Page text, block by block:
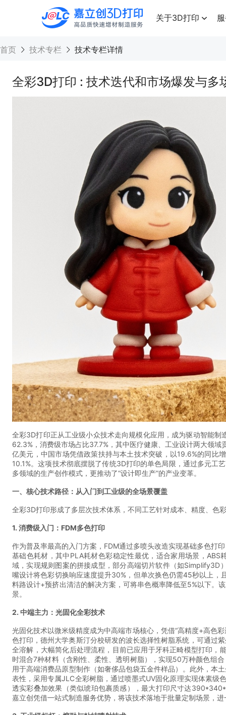
高品质快速增材制造服务
关于3D打印
首页 技术专栏 技术专栏详情
全彩3D打印 : 技术迭代和市场爆发与多
全彩3D打印正从工业级小众技术走向规模化应用，成为驱动智能
62.3%，消费级市场占比37.7%，其中医疗健康、工业设计两大领
亿美元，中国市场凭借政策扶持与本土技术突破，以19.6%的同
10.1%。这项技术彻底摆脱了传统3D打印的单色局限，通过多元
多领域的生产创作模式，更推动了“设计即生产”的产业变革。
一、核心技术路径：从入门到工业级的全场景覆盖
全彩3D打印形成了多层次技术体系，不同工艺针对成本、精度、色
1. 消费级入门：FDM多色打印
作为普及率最高的入门方案，FDM通过多喷头改造实现基础多色打
基础色耗材，其中PLA耗材色彩稳定性最优，适合家用场景，
域，实现规则图案的拼接成型，部分高端切片软件（如Simplify3D
嘴设计将色彩切换响应速度提升30%，但单次换色仍需45秒以上
料路设计+预挤出清洁的解决方案，可将串色概率降低至5%以下。
景。
2. 中端主力：光固化全彩技术
光固化技术以微米级精度成为中高端市场核心，凭借“高精度+高色
色打印，德州大学奥斯汀分校研发的波长选择性树脂系统，可通过
全溶解，大幅简化后处理流程，目前已应用于牙科正畸模型打印
时混合7种材料（含刚性、柔性、透明树脂），实现50万种颜色组
用于高端消费品原型制作（如奢侈品包袋五金件样品）。此外，本
表性，采用专属JLC全彩树脂，通过喷墨式UV固化原理实现体素
透实彩叠加效果（类似琥珀包裹质感），最大打印尺寸达
嘉立创凭借一站式制造服务优势，将该技术落地于批量定制场景，